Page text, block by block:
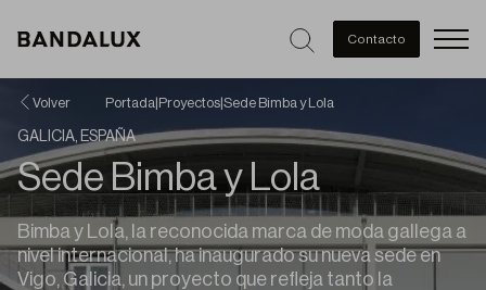
Contacto
Volver Portada Proyectos Sede Bimba y Lola
GALICIA, ESPAÑA
Sede Bimba y Lola
Bimba y Lola, la reconocida marca de moda gallega a
nivel internacional, ha inaugurado su nueva sede en
Vigo, Galicia, un proyecto que refleja tanto la